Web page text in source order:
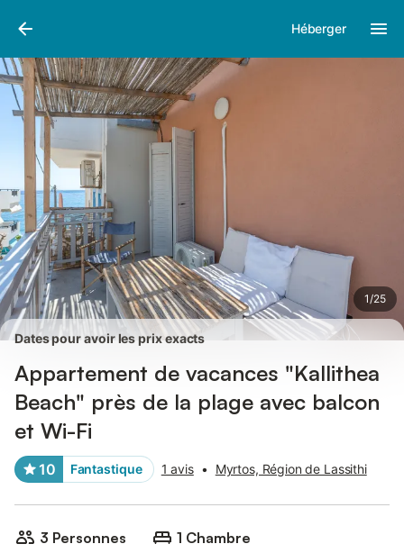
Héberger
1/25
Photos
Dates pour avoir les prix exacts
Appartement de vacances "Kallithea
Beach" près de la plage avec balcon
et Wi-Fi
10 Fantastique 1 avis • Myrtos, Région de Lassithi
3 Personnes
1 Chambre